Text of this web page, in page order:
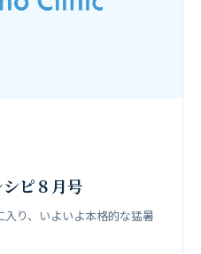
ピ８月号
り、いよいよ本格的な猛暑